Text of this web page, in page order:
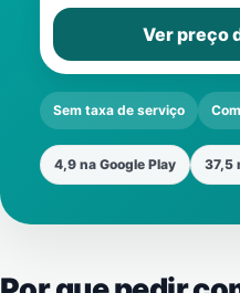
Ver preço
Sem taxa de serviço
4,9 na Google Play 37,5